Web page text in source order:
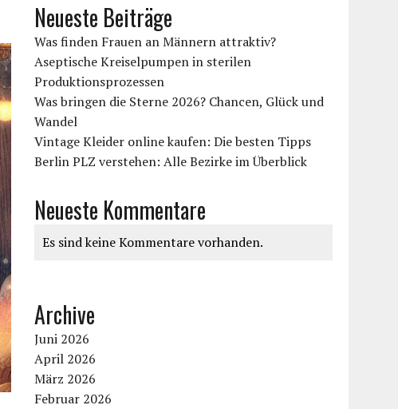
Neueste Beiträge
Was finden Frauen an Männern attraktiv?
Aseptische Kreiselpumpen in sterilen
Produktionsprozessen
Was bringen die Sterne 2026? Chancen, Glück und
Wandel
Vintage Kleider online kaufen: Die besten Tipps
Berlin PLZ verstehen: Alle Bezirke im Überblick
Neueste Kommentare
Es sind keine Kommentare vorhanden.
Archive
Juni 2026
April 2026
März 2026
Februar 2026